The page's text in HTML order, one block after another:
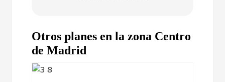
Otros planes en la zona Centro
de Madrid